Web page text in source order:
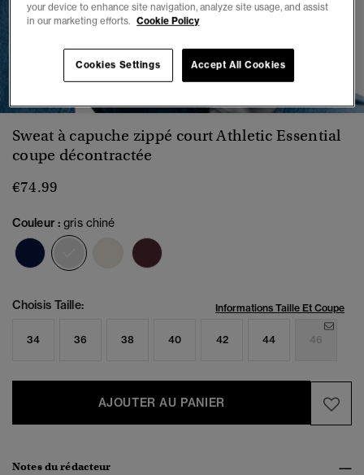
1 2 3 5 6 7
Sweat à capuche zippé court Athletic Essential
coupe décontractée
€74.99
Couleur :gris chiné
sélectionné
Choisis Taille: Informations Taille Et Coupe
34 36 38 40 42 44 46
AJOUTER AU PANIER
Notes du rédacteur
your device to enhance site navigation, analyze site usage, and assist
in our marketing efforts. Cookie Policy
Cookies Settings Accept All Cookies